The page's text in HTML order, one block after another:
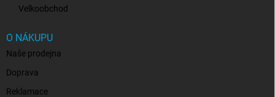
Velkoobchod
O NÁKUPU
Naše prodejna
Doprava
Reklamace